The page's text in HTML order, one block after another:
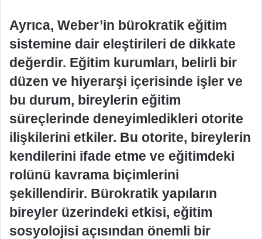
Ayrıca, Weber’in bürokratik eğitim
sistemine dair eleştirileri de dikkate
değerdir. Eğitim kurumları, belirli bir
düzen ve hiyerarşi içerisinde işler ve
bu durum, bireylerin eğitim
süreçlerinde deneyimledikleri otorite
ilişkilerini etkiler. Bu otorite, bireylerin
kendilerini ifade etme ve eğitimdeki
rolünü kavrama biçimlerini
şekillendirir. Bürokratik yapıların
bireyler üzerindeki etkisi, eğitim
sosyolojisi açısından önemli bir